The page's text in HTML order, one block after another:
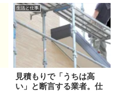
生活と仕事
見積もりで「うちは高
い」と断言する業者。仕